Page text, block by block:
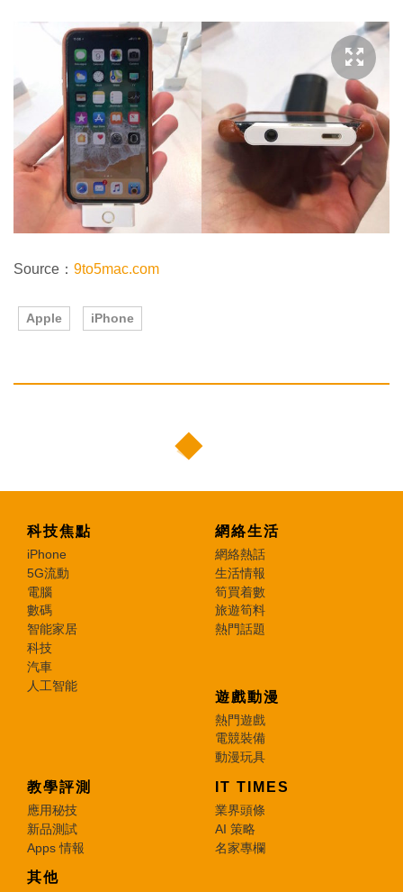
Source： 9to5mac.com
Apple iPhone
科技焦點
iPhone
5G流動
電腦
數碼
智能家居
科技
汽車
人工智能
網絡生活
網絡熱話
生活情報
筍買着數
旅遊筍料
熱門話題
遊戲動漫
熱門遊戲
電競裝備
動漫玩具
教學評測
應用秘技
新品測試
Apps 情報
IT TIMES
業界頭條
AI 策略
名家專欄
其他